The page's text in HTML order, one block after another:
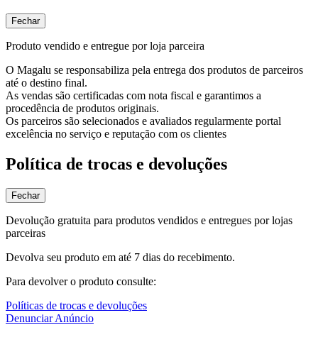
Fechar
Produto vendido e entregue por loja parceira
O Magalu se responsabiliza pela entrega dos produtos de parceiros
até o destino final.
As vendas são certificadas com nota fiscal e garantimos a
procedência de produtos originais.
Os parceiros são selecionados e avaliados regularmente portal
excelência no serviço e reputação com os clientes
Política de trocas e devoluções
Fechar
Devolução gratuita para produtos vendidos e entregues por lojas
parceiras
Devolva seu produto em até 7 dias do recebimento.
Para devolver o produto consulte:
Políticas de trocas e devoluções
Denunciar Anúncio